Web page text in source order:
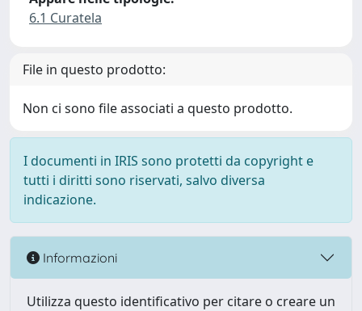
6.1 Curatela
File in questo prodotto:
Non ci sono file associati a questo prodotto.
I documenti in IRIS sono protetti da copyright e
tutti i diritti sono riservati, salvo diversa
indicazione.
Informazioni
Utilizza questo identificativo per citare o creare un